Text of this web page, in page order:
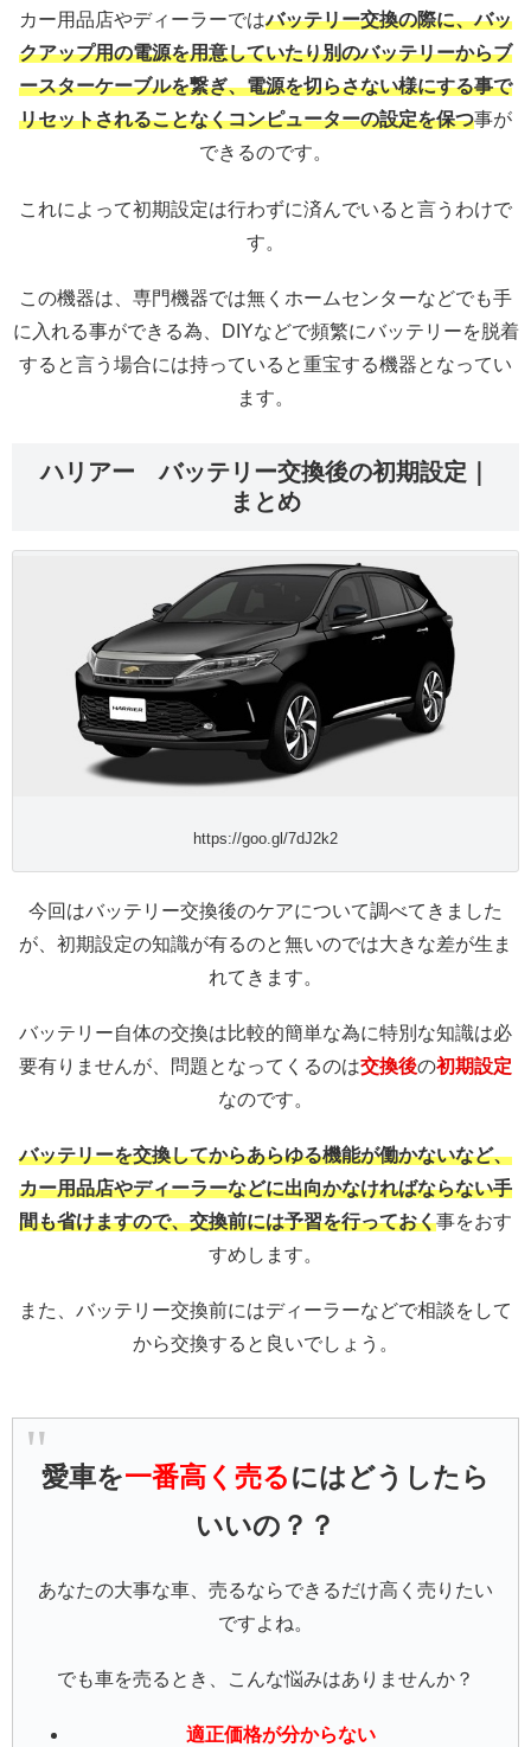
カー用品店やディーラーではバッテリー交換の際に、バッ
クアップ用の電源を用意していたり別のバッテリーからブ
ースターケーブルを繋ぎ、電源を切らさない様にする事で
リセットされることなくコンピューターの設定を保つ事が
できるのです。
これによって初期設定は行わずに済んでいると言うわけで
す。
この機器は、専門機器では無くホームセンターなどでも手
に入れる事ができる為、DIYなどで頻繁にバッテリーを脱着
すると言う場合には持っていると重宝する機器となってい
ます。
ハリアー バッテリー交換後の初期設定｜
まとめ
https://goo.gl/7dJ2k2
今回はバッテリー交換後のケアについて調べてきました
が、初期設定の知識が有るのと無いのでは大きな差が生ま
れてきます。
バッテリー自体の交換は比較的簡単な為に特別な知識は必
要有りませんが、問題となってくるのは交換後の初期設定
なのです。
バッテリーを交換してからあらゆる機能が働かないなど、
カー用品店やディーラーなどに出向かなければならない手
間も省けますので、交換前には予習を行っておく事をおす
すめします。
また、バッテリー交換前にはディーラーなどで相談をして
から交換すると良いでしょう。
愛車を一番高く売るにはどうしたら
いいの？？
あなたの大事な車、売るならできるだけ高く売りたい
ですよね。
でも車を売るとき、こんな悩みはありませんか？
適正価格が分からない